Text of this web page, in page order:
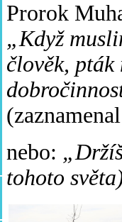
Prorok
„Když
člověk,
nebo:
tohoto